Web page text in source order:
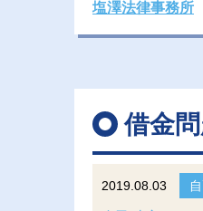
塩澤法律事務所
借金
2019.08.03